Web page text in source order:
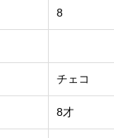
8
チェコ
8才